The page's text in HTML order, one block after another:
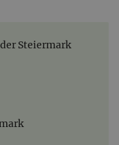
Steiermark